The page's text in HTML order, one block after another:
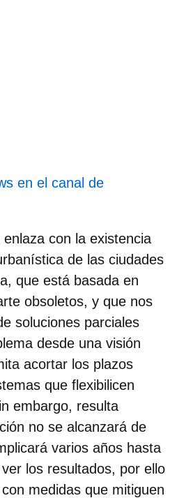
en el canal de
con la existencia
de las ciudades
, que está basada en
obsoletos, y que nos
soluciones parciales
desde una visión
acortar los plazos
que flexibilicen
embargo, resulta
no se alcanzará de
varios años hasta
los resultados, por ello
medidas que mitiguen